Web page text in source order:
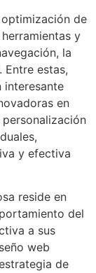
de
y
la
estas,
interesante
en
y efectiva
reside en
del
a sus
web
de